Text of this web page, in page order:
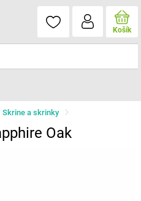
Košík
Skrine a skrinky
Oak